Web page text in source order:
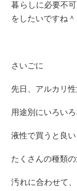
暮らしに必要不
をしたいですね＾
さいごに
先日、アルカリ
用途別にいろい
液性で買うと良
たくさんの種類
汚れに合わせて